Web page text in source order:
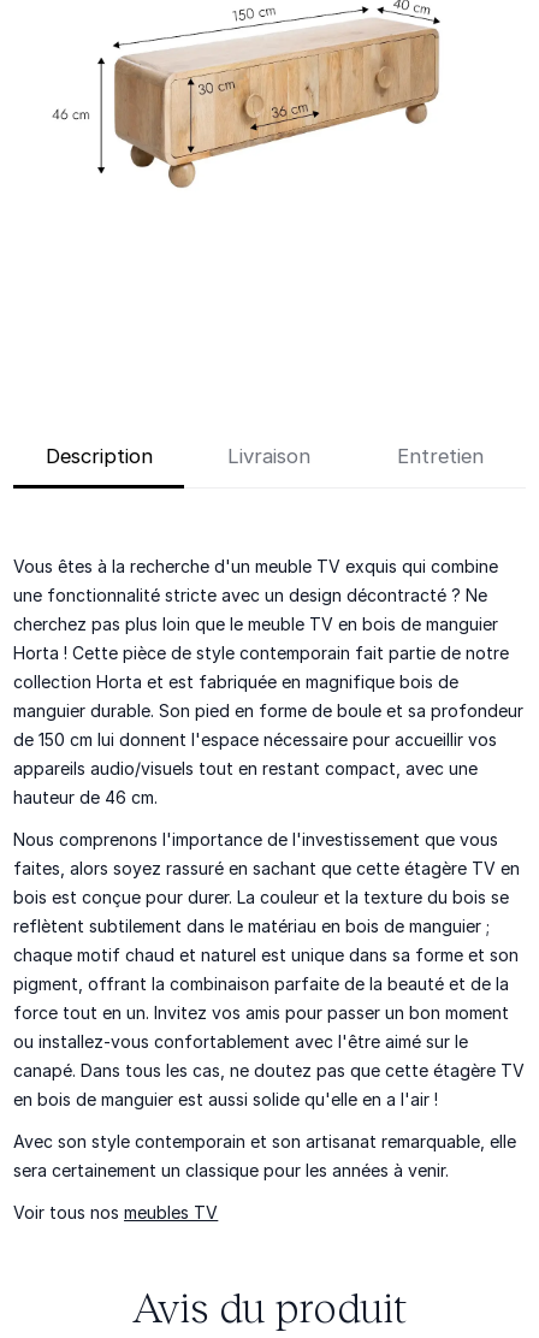
Description Livraison Entretien
Vous êtes à la recherche d'un meuble TV exquis qui combine
une fonctionnalité stricte avec un design décontracté ? Ne
cherchez pas plus loin que le meuble TV en bois de manguier
Horta ! Cette pièce de style contemporain fait partie de notre
collection Horta et est fabriquée en magnifique bois de
manguier durable. Son pied en forme de boule et sa profondeur
de 150 cm lui donnent l'espace nécessaire pour accueillir vos
appareils audio/visuels tout en restant compact, avec une
hauteur de 46 cm.
Nous comprenons l'importance de l'investissement que vous
faites, alors soyez rassuré en sachant que cette étagère TV en
bois est conçue pour durer. La couleur et la texture du bois se
reflètent subtilement dans le matériau en bois de manguier ;
chaque motif chaud et naturel est unique dans sa forme et son
pigment, offrant la combinaison parfaite de la beauté et de la
force tout en un. Invitez vos amis pour passer un bon moment
ou installez-vous confortablement avec l'être aimé sur le
canapé. Dans tous les cas, ne doutez pas que cette étagère TV
en bois de manguier est aussi solide qu'elle en a l'air !
Avec son style contemporain et son artisanat remarquable, elle
sera certainement un classique pour les années à venir.
Voir tous nosmeubles TV
Avis du produit